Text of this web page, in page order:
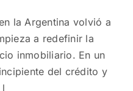
la Argentina volvió a
a redefinir la
inmobiliario. En un
del crédito y
l